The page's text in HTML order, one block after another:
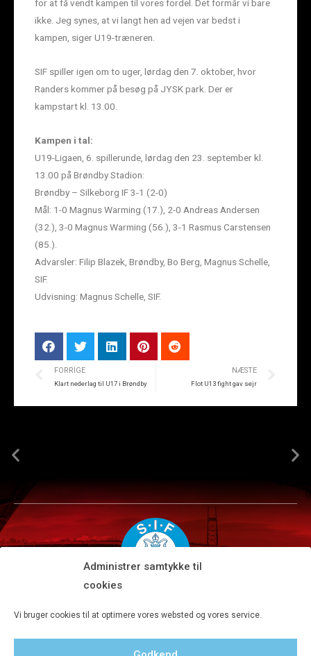
Administrer samtykke til
cookies
Vi bruger cookies til at optimere vores websted og vores service.
for at få vendt kampen til vores fordel. Det formår vi bare
ikke. Jeg synes, at vi langt hen ad vejen var bedst i
kampen, siger U19-træneren.
SIF spiller igen om to uger, lørdag den 7. oktober, hvor
Randers kommer på besøg på JYSK park. Der er
kampstart kl. 13.00.
Kampen i tal:
U19-Ligaen, 6. spillerunde, lørdag den 23. september kl.
13.00 på Brøndby Stadion:
Brøndby – Silkeborg IF 3-1 (2-0)
Mål: 1-0 Magnus Warming (17.), 2-0 Andreas Andersen
(32.), 3-0 Magnus Warming (56.), 3-1 Rasmus Carstensen
(85.).
Advarsler: Filip Blazek, Brøndby, Bo Berg, Magnus Schelle,
SIF.
Udvisning: Magnus Schelle, SIF.
FORRIGE
Klart nederlag til U17 i Brøndby
NÆSTE
Flot U13 fight gav sejr